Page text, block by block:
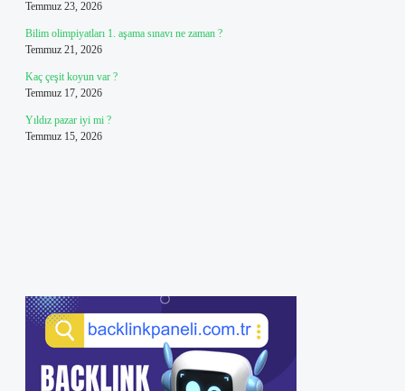
Temmuz 23, 2026
Bilim olimpiyatları 1. aşama sınavı ne zaman ?
Temmuz 21, 2026
Kaç çeşit koyun var ?
Temmuz 17, 2026
Yıldız pazar iyi mi ?
Temmuz 15, 2026